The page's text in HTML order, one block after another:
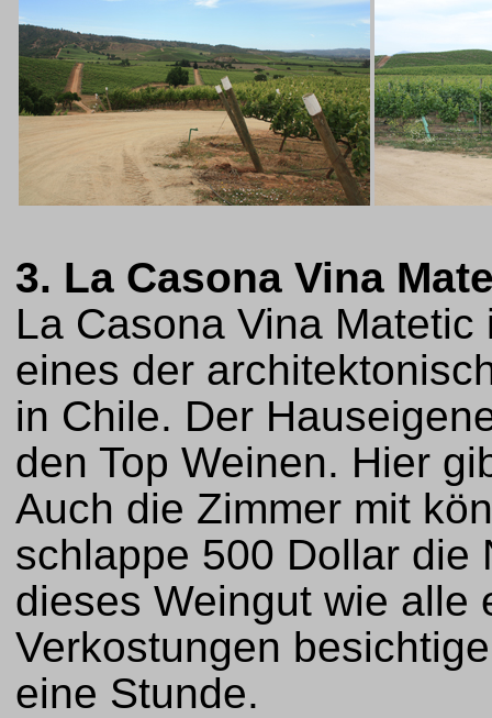
3. La Casona Vina
La Casona Vina
eines der
in Chile. Der
den Top Weinen. Hier
Auch die Zimmer mit
schlappe 500 Dollar die
dieses Weingut wie alle
Verkostungen
eine Stunde.